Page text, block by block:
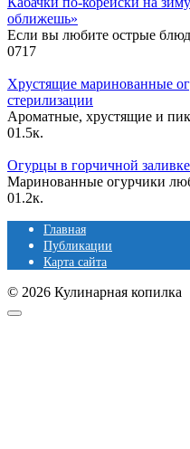
оближешь»
Если вы любите острые
0717
Хрустящие маринованные
стерилизации
Ароматные, хрустящие и
01.5к.
Огурцы в горчичной
Маринованные огурчики
01.2к.
Главная
Публикации
Карта сайта
© 2026 Кулинарная копилка